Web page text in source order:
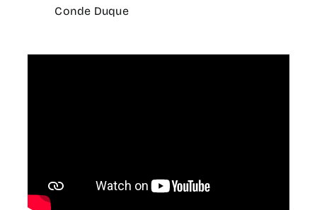
Conde Duque